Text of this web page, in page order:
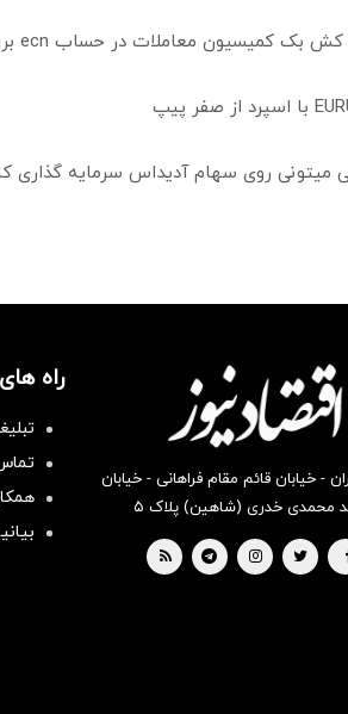
میتونی روی سهام آدیداس سرمایه گذاری
- خیابان قائم مقام فراهانی - خیابان
محمدی خدری (شاهین) پلاک ۵
راه